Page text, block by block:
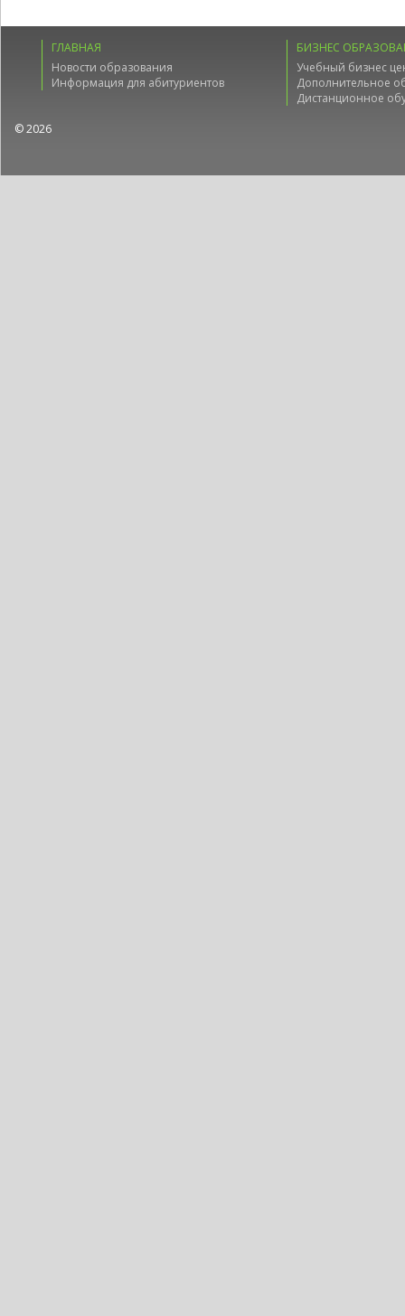
ГЛАВНАЯ
Новости образования
Информация для абитуриентов
БИЗНЕС
Учебный бизнес
Дополнительное
Дистанционное
© 2026